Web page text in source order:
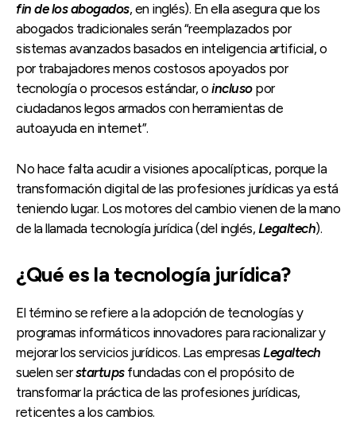
fin de los abogados, en inglés). En ella asegura que los
abogados tradicionales serán “reemplazados por
sistemas avanzados basados en inteligencia artificial, o
por trabajadores menos costosos apoyados por
tecnología o procesos estándar, o inclusopor
ciudadanos legos armados con herramientas de
autoayuda en internet”.
No hace falta acudir a visiones apocalípticas, porque la
transformación digital de las profesiones jurídicas ya está
teniendo lugar. Los motores del cambio vienen de la mano
de la llamada tecnología jurídica (del inglés, Legaltech).
¿Qué es la tecnología jurídica?
El término se refiere a la adopción de tecnologías y
programas informáticos innovadores para racionalizar y
mejorar los servicios jurídicos. Las empresas Legaltech
suelen serstartupsfundadas con el propósito de
transformar la práctica de las profesiones jurídicas,
reticentes a los cambios.